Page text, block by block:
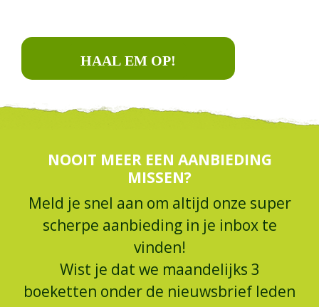
HAAL EM OP!
NOOIT MEER EEN AANBIEDING
MISSEN?
Meld je snel aan om altijd onze super
scherpe aanbieding in je inbox te
vinden!
Wist je dat we maandelijks 3
boeketten onder de nieuwsbrief leden